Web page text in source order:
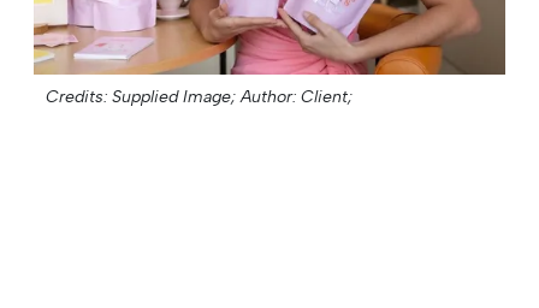
Credits: Supplied Image; Author: Client;